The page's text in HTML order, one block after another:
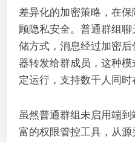
差异化的加密策略，在
顾隐私安全。普通群组
储方式，消息经过加密
器转发给群成员，这种
定运行，支持数千人同时
虽然普通群组未启用端
富的权限管控工具，从